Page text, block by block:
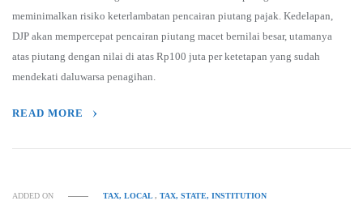
meminimalkan risiko keterlambatan pencairan piutang pajak. Kedelapan,
DJP akan mempercepat pencairan piutang macet bernilai besar, utamanya
atas piutang dengan nilai di atas Rp100 juta per ketetapan yang sudah
mendekati daluwarsa penagihan.
READ MORE
ADDED ON TAX, LOCAL,TAX, STATE, INSTITUTION